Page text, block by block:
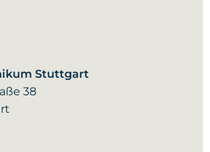
Stuttgart
38